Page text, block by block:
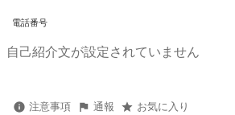
電話番号
自己紹介文が設定されていません
注意事項 通報 お気に入り